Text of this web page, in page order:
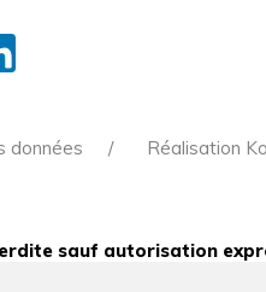
données Réalisation
sauf autorisation